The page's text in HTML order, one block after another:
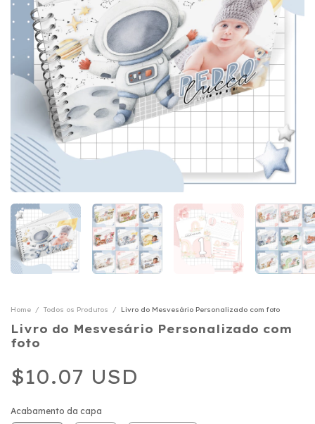
Home / Todos os Produtos / Livro do Mesvesário Personalizado com foto
Livro do Mesvesário Personalizado com
foto
$10.07 USD
Acabamento da capa